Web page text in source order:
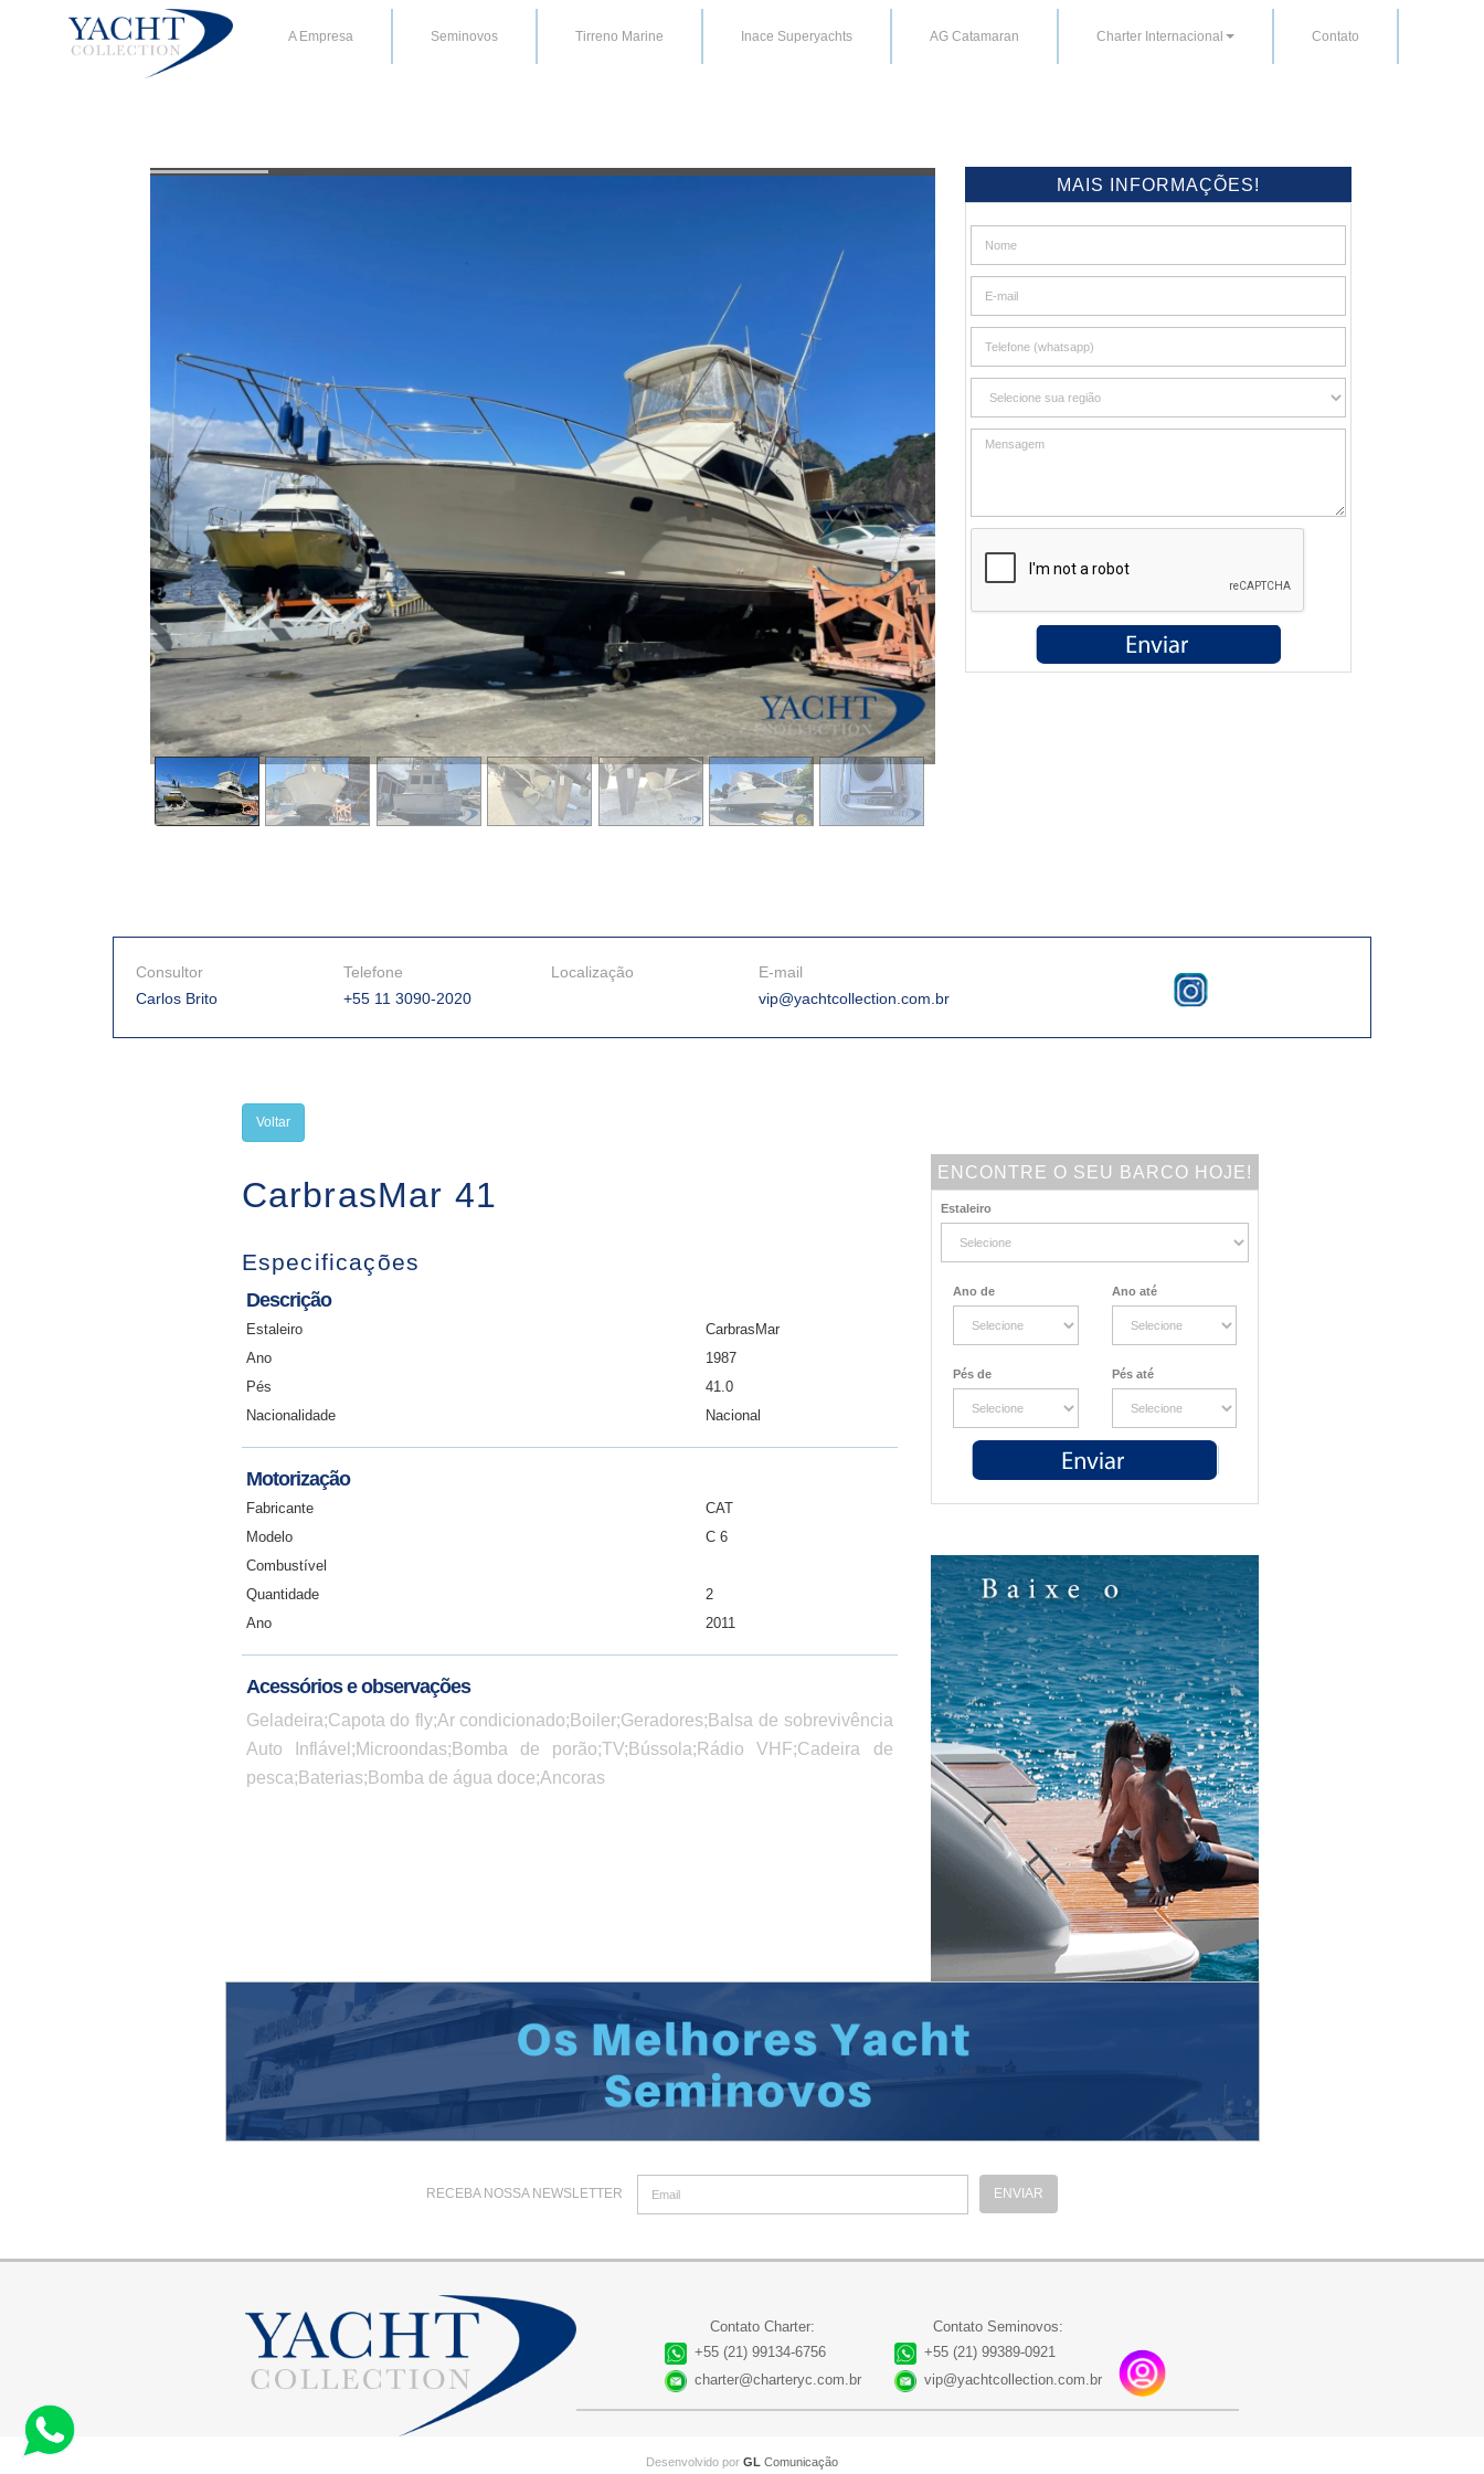
A Empresa Seminovos Tirreno Marine Inace Superyachts AG Catamaran Charter Internacional Contato
MAIS INFORMAÇÕES!
Consultor
Carlos Brito
Telefone
+55 11 3090-2020
Localização
E-mail
vip@yachtcollection.com.br
Voltar
CarbrasMar 41
Especificações
Descrição
Estaleiro
CarbrasMar
Ano
1987
Pés
41.0
Nacionalidade
Nacional
Motorização
Fabricante
CAT
Modelo
C 6
Combustível
Quantidade
2
Ano
2011
Acessórios e observações
Geladeira;Capota do fly;Ar condicionado;Boiler;Geradores;Balsa de sobrevivência
Auto Inflável;Microondas;Bomba de porão;TV;Bússola;Rádio VHF;Cadeira de
pesca;Baterias;Bomba de água doce;Ancoras
ENCONTRE O SEU BARCO HOJE!
Estaleiro
Ano de Ano até
Pés de Pés até
RECEBA NOSSA NEWSLETTER ENVIAR
Contato Charter:
+55 (21) 99134-6756
charter@charteryc.com.br
Contato Seminovos:
+55 (21) 99389-0921
vip@yachtcollection.com.br
Desenvolvido por GL Comunicação